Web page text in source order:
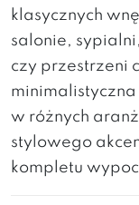
klasycznych
salonie,
czy przestrzeni
w różnych
stylowego
kompletu